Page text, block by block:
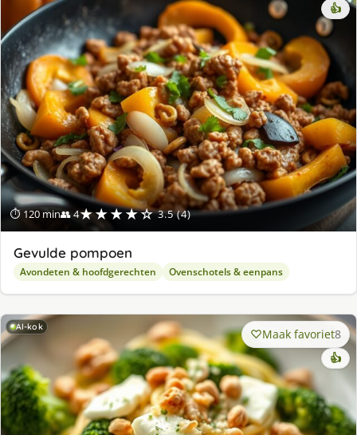
⏱ 120 min👥 4★★★★☆ 3.5 (4)
👍
Gevulde pompoen
Avondeten & hoofdgerechten Ovenschotels & eenpans
AI-kok Maak favoriet8
👍